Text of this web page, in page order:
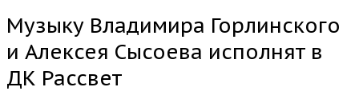
Музыку Владимира Горлинского
и Алексея Сысоева исполнят в
ДК Рассвет